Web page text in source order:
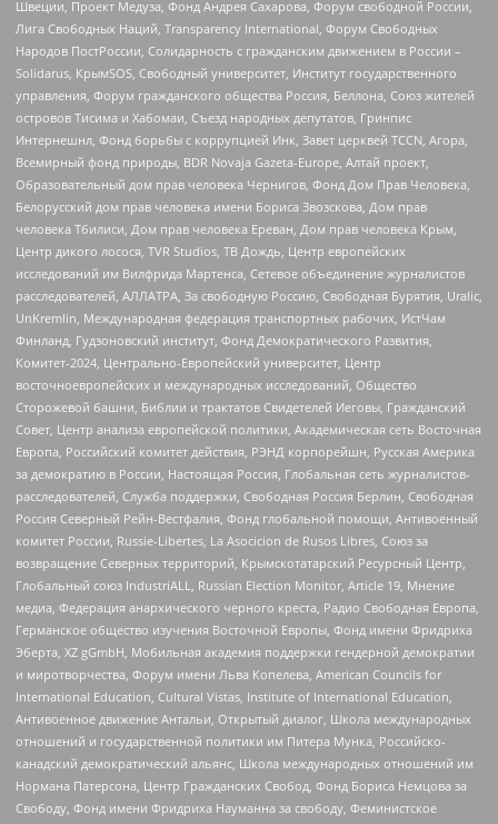
Швеции, Проект Медуза, Фонд Андрея Сахарова, Форум свободной России,
Лига Свободных Наций, Transparеncy International, Форум Свободных
Народов ПостРоссии, Солидарность с гражданским движением в России –
Solidarus, КрымSOS, Свободный университет, Институт государственного
управления, Форум гражданского общества Россия, Беллона, Союз жителей
островов Тисима и Хабомаи, Съезд народных депутатов, Гринпис
Интернешнл, Фонд борьбы с коррупцией Инк, Завет церквей TCCN, Агора,
Всемирный фонд природы, BDR Novaja Gazeta-Europe, Алтай проект,
Образовательный дом прав человека Чернигов, Фонд Дом Прав Человека,
Белорусский дом прав человека имени Бориса Звозскова, Дом прав
человека Тбилиси, Дом прав человека Ереван, Дом прав человека Крым,
Центр дикого лосося, TVR Studios, ТВ Дождь, Центр европейских
исследований им Вилфрида Мартенса, Сетевое объединение журналистов
расследователей, АЛЛАТРА, За свободную Россию, Свободная Бурятия, Uralic,
UnKremlin, Международная федерация транспортных рабочих, ИстЧам
Финланд, Гудзоновский институт, Фонд Демократического Развития,
Комитет-2024, Центрально-Европейский университет, Центр
восточноевропейских и международных исследований, Общество
Сторожевой башни, Библии и трактатов Свидетелей Иеговы, Гражданский
Совет, Центр анализа европейской политики, Академическая сеть Восточная
Европа, Российский комитет действия, РЭНД корпорейшн, Русская Америка
за демократию в России, Настоящая Россия, Глобальная сеть журналистов-
расследователей, Служба поддержки, Свободная Россия Берлин, Свободная
Россия Северный Рейн-Вестфалия, Фонд глобальной помощи, Антивоенный
комитет России, Russie-Libertes, La Asocicion de Rusos Libres, Союз за
возвращение Северных территорий, Крымскотатарский Ресурсный Центр,
Глобальный союз IndustriALL, Russian Election Monitor, Article 19, Мнение
медиа, Федерация анархического черного креста, Радио Свободная Европа,
Германское общество изучения Восточной Европы, Фонд имени Фридриха
Эберта, XZ gGmbH, Мобильная академия поддержки гендерной демократии
и миротворчества, Форум имени Льва Копелева, American Councils for
International Education, Cultural Vistas, Institute of International Education,
Антивоенное движение Антальи, Открытый диалог, Школа международных
отношений и государственной политики им Питера Мунка, Российско-
канадский демократический альянс, Школа международных отношений им
Нормана Патерсона, Центр Гражданских Свобод, Фонд Бориса Немцова за
Свободу, Фонд имени Фридриха Науманна за свободу, Феминистское